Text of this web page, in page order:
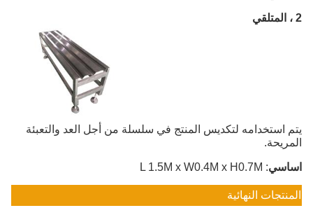
2 ، المتلقي
يتم استخدامه لتكديس المنتج في سلسلة من أجل العد والتعبئة
المريحة.
اساسي : L 1.5M x W0.4M x H0.7M
المنتجات النهائية